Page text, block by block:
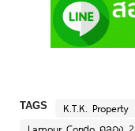
TAGS K.T.K. Property